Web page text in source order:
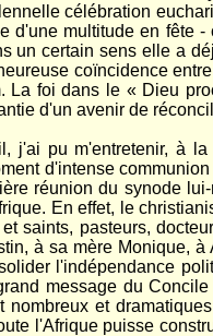
célébration
d'une multitude en fête -
un certain sens elle a
coïncidence
La foi dans le « Dieu
d'un avenir de
j'ai pu m'entretenir, à
d'intense
réunion du synode
En effet, le
saints, pasteurs,
à sa mère Monique,
l'indépendance
message du
et
l'Afrique puisse